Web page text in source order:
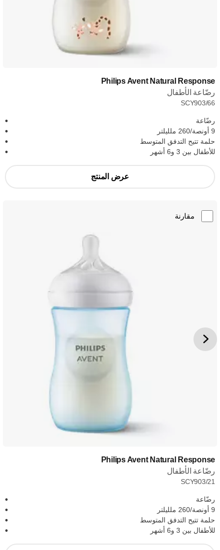
Philips Avent Natural Response
رضّاعة الأطفال
SCY903/66
رضّاعة
9 أونصة/260 ملليلتر
حلمة تتيح التدفق المتوسط
للأطفال بين 3 و6 أشهر
عرض المنتج
مقارنة
Philips Avent Natural Response
رضّاعة الأطفال
SCY903/21
رضّاعة
9 أونصة/260 ملليلتر
حلمة تتيح التدفق المتوسط
للأطفال بين 3 و6 أشهر